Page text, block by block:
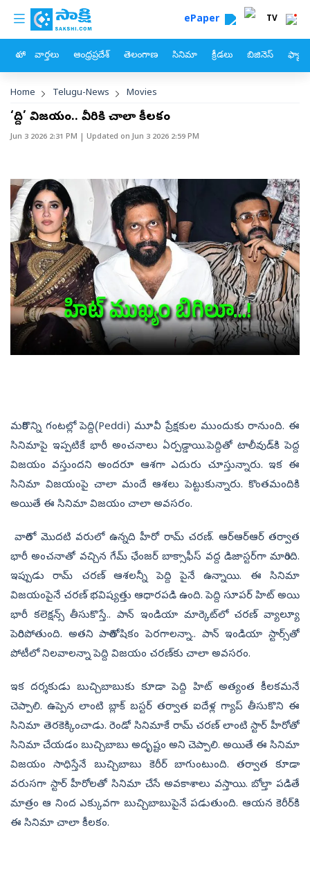
Skip to main content
custom menu ePaper TV
హోం వార్తలు ఆంధ్రప్రదేశ్ తెలంగాణ సినిమా క్రీడలు బిజినెస్
Breadcrumb
Home Telugu-News Movies
‘పెద్ది’ విజయం.. వీరికి చాలా కీలకం
Jun 3 2026 2:31 PM | Updated onJun 3 2026 2:59 PM
మరికొన్ని గంటల్లో పెద్ది(Peddi) మూవీ ప్రేక్షకుల ముందుకు రానుంది. ఈ
సినిమాపై ఇప్పటికే భారీ అంచనాలు ఏర్పడ్డాయి.పెద్దితో టాలీవుడ్‌కి పెద్ద
విజయం వస్తుందని అందరూ ఆశగా ఎదురు చూస్తున్నారు. ఇక ఈ
సినిమా విజయంపై చాలా మందే ఆశలు పెట్టుకున్నారు. కొంతమందికి
అయితే ఈ సినిమా విజయం చాలా అవసరం.
వారిలో మొదటి వరులో ఉన్నది హీరో రామ్‌ చరణ్‌. ఆర్‌ఆర్‌ఆర్‌ తర్వాత
భారీ అంచనాతో వచ్చిన గేమ్‌ ఛేంజర్‌ బాక్సాఫీస్‌ వద్ద డిజాస్టర్‌గా మారింది.
ఇప్పుడు రామ్‌ చరణ్‌ ఆశలన్నీ పెద్ది పైనే ఉన్నాయి. ఈ సినిమా
విజయంపైనే చరణ్‌ భవిష్యత్తు ఆధారపడి ఉంది. పెద్ది సూపర్‌ హిట్‌ అయి
భారీ కలెక్షన్స్‌ తీసుకొస్తే.. పాన్‌ ఇండియా మార్కెట్‌లో చరణ్‌ వ్యాల్యూ
పెరిగిపోతుంది. అతని పారితోషికం పెరగాలన్నా.. పాన్ ఇండియా స్టార్స్‌తో
పోటీలో నిలవాలన్నా పెద్ది విజయం చరణ్‌కు చాలా అవసరం.
ఇక దర్శకుడు బుచ్చిబాబుకు కూడా పెద్ది హిట్‌ అత్యంత కీలకమనే
చెప్పాలి. ఉప్పెన లాంటి బ్లాక్‌ బస్టర్‌ తర్వాత ఐదేళ్ల గ్యాప్‌ తీసుకొని ఈ
సినిమా తెరకెక్కించాడు. రెండో సినిమాకే రామ్‌ చరణ్‌ లాంటి స్టార్‌ హీరోతో
సినిమా చేయడం బుచ్చిబాబు అదృష్టం అని చెప్పాలి. అయితే ఈ సినిమా
విజయం సాధిస్తేనే బుచ్చిబాబు కెరీర్‌ బాగుంటుంది. తర్వాత కూడా
వరుసగా స్టార్‌ హీరోలతో సినిమా చేసే అవకాశాలు వస్తాయి. బోల్తా పడితే
మాత్రం ఆ నింద ఎక్కువగా బుచ్చిబాబుపైనే పడుతుంది. ఆయన కెరీర్‌కి
ఈ సినిమా చాలా కీలకం.